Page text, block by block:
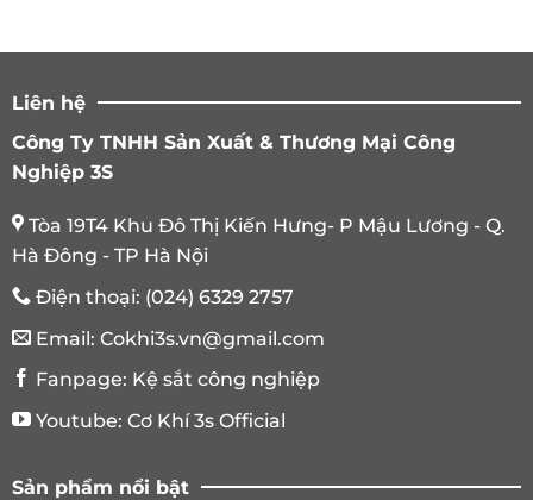
Liên hệ
Công Ty TNHH Sản Xuất & Thương Mại Công
Nghiệp 3S
Tòa 19T4 Khu Đô Thị Kiến Hưng- P Mậu Lương - Q.
Hà Đông - TP Hà Nội
Điện thoại: (024) 6329 2757
Email: Cokhi3s.vn@gmail.com
Fanpage: Kệ sắt công nghiệp
Youtube: Cơ Khí 3s Official
Sản phẩm nổi bật